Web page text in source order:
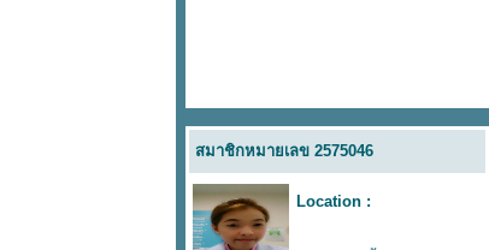
สมาชิกหมายเลข 2575046
Location :